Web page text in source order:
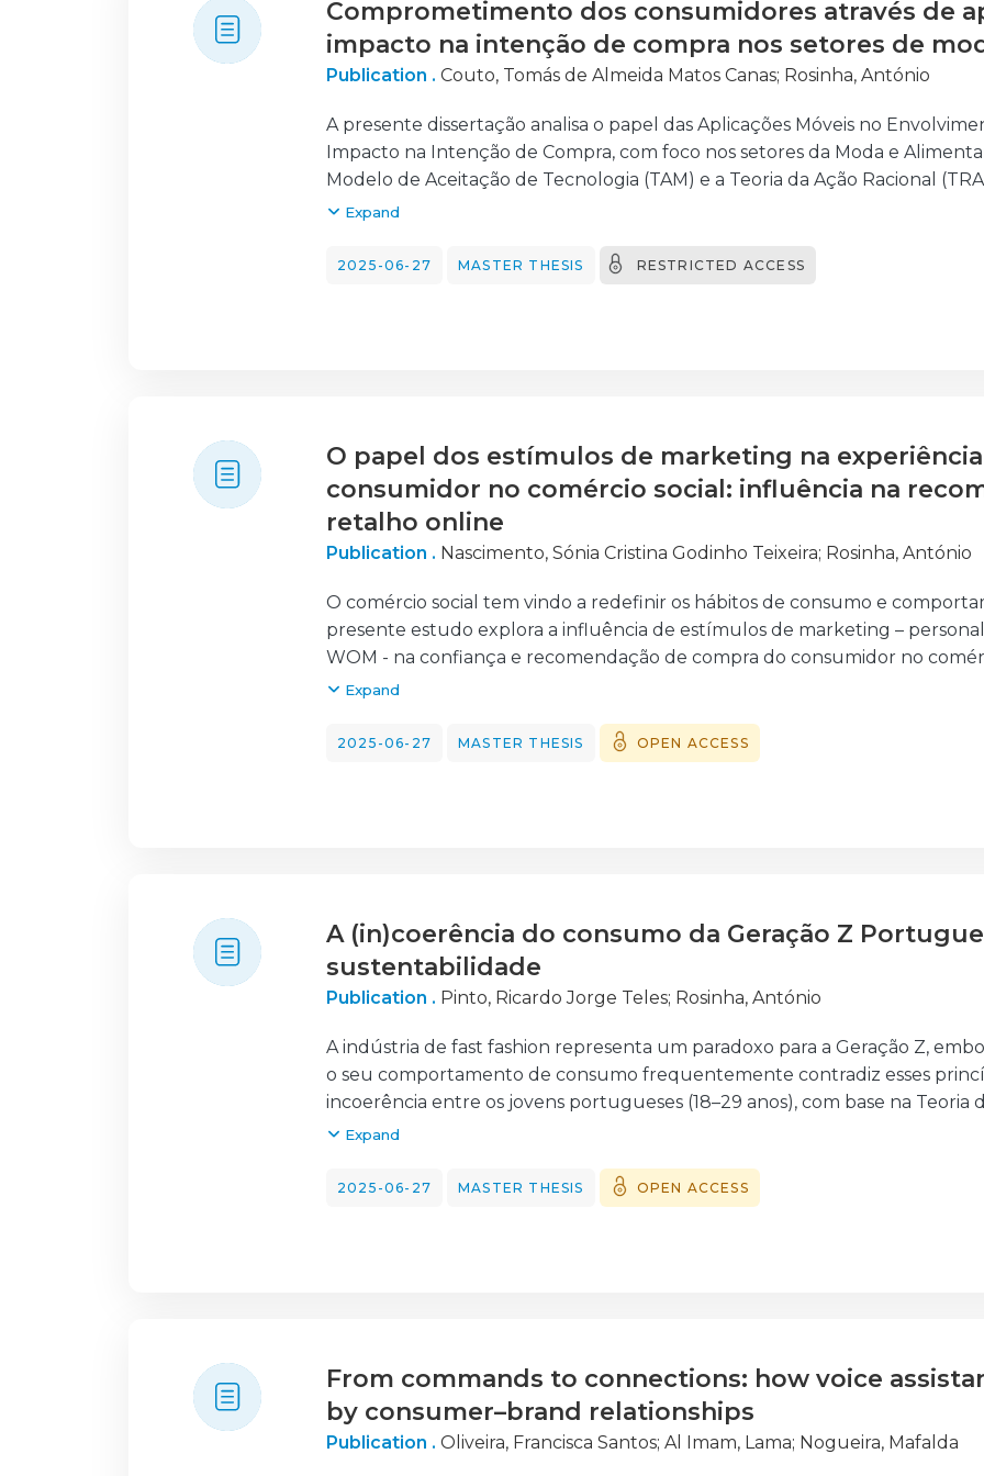
modo geral, foram obtidos resultados positivos para o estudo, que vão de
apresentada em seguida.
Comprometimento dos consumidores através de
impacto na intenção de compra nos setores de
Publication . Couto, Tomás de Almeida Matos Canas; Rosinha, António
A presente dissertação analisa o papel das Aplicações Móveis no
Impacto na Intenção de Compra, com foco nos setores da Moda e
Modelo de Aceitação de Tecnologia (TAM) e a Teoria da Ação Racional
gamificação, atenção focada, prazer nas compras, sociabilidade,
um questionário a uma amostra de 307 consumidores que utilizam
compras. Os resultados demonstram que a experiência anterior com
gamificação são os principais preditores da intenção de compra. O setor
Expand
2025-06-27 MASTER THESIS RESTRICTED ACCESS
O papel dos estímulos de marketing na
consumidor no comércio social: influência na
retalho online
Publication . Nascimento, Sónia Cristina Godinho Teixeira; Rosinha, António
O comércio social tem vindo a redefinir os hábitos de consumo e
presente estudo explora a influência de estímulos de marketing –
WOM - na confiança e recomendação de compra do consumidor no
metodologia quantitativa, de natureza quase-experimental com dois
inquiridos é maioritariamente composta por jovens do género feminino,
dados foram analisados através do software estatístico SPSS. Uma das
que a presença dos estímulos atenua o efeito da Experiência Cognitiva
Expand
2025-06-27 MASTER THESIS OPEN ACCESS
A (in)coerência do consumo da Geração Z
sustentabilidade
Publication . Pinto, Ricardo Jorge Teles; Rosinha, António
A indústria de fast fashion representa um paradoxo para a Geração Z,
o seu comportamento de consumo frequentemente contradiz esses
incoerência entre os jovens portugueses (18–29 anos), com base na Teoria
Dissonância Cognitiva. Foram inquiridos 509 participantes, divididos
ambientais e as normas subjetivas reduzem a intenção de compra de fast
ambiental apresentou, de forma inesperada, uma associação positiva com
emocional negativa mostraram-se mais eficazes na promoção de atitudes
Expand
2025-06-27 MASTER THESIS OPEN ACCESS
From commands to connections: how voice
by consumer–brand relationships
Publication . Oliveira, Francisca Santos; Al Imam, Lama; Nogueira, Mafalda